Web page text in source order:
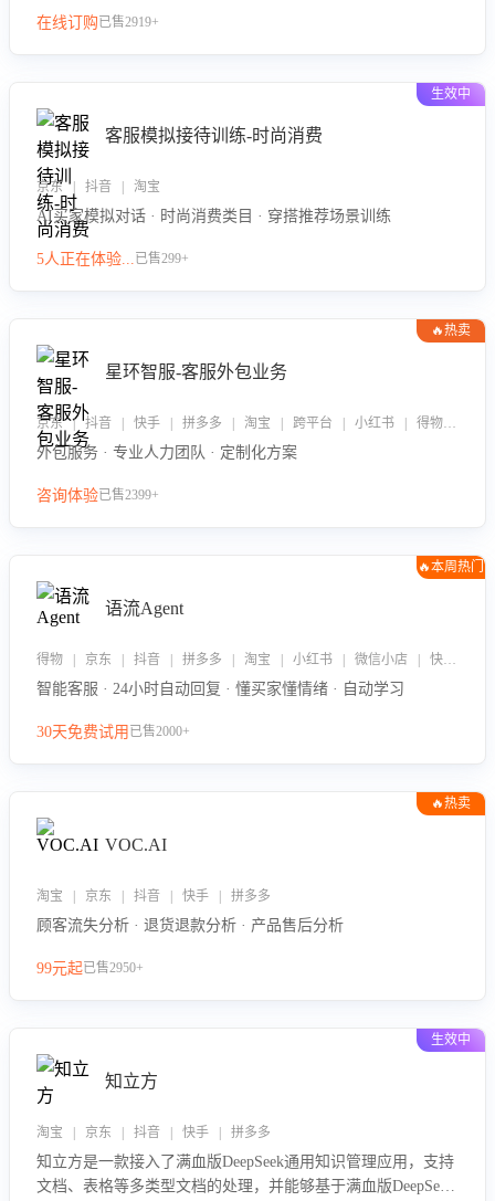
在线订购已售2919+
生效中
客服模拟接待训练-时尚消费
京东 | 抖音 | 淘宝
AI买家模拟对话 · 时尚消费类目 · 穿搭推荐场景训练
5人正在体验...已售299+
🔥热卖
星环智服-客服外包业务
京东 | 抖音 | 快手 | 拼多多 | 淘宝 | 跨平台 | 小红书 | 得物 | 企业微信
外包服务 · 专业人力团队 · 定制化方案
咨询体验已售2399+
🔥本周热门
语流Agent
得物 | 京东 | 抖音 | 拼多多 | 淘宝 | 小红书 | 微信小店 | 快手 | 唯品会
智能客服 · 24小时自动回复 · 懂买家懂情绪 · 自动学习
30天免费试用 已售2000+
🔥热卖
VOC.AI
淘宝 | 京东 | 抖音 | 快手 | 拼多多
顾客流失分析 · 退货退款分析 · 产品售后分析
99元起已售2950+
生效中
知立方
淘宝 | 京东 | 抖音 | 快手 | 拼多多
知立方是一款接入了满血版DeepSeek通用知识管理应用，支持
文档、表格等多类型文档的处理，并能够基于满血版DeepSeek